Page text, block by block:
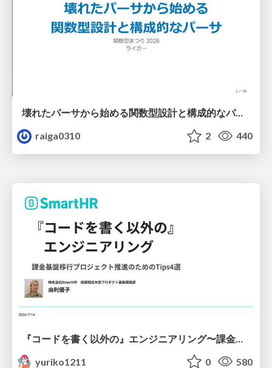
壊れたパーサから始める関数型設計と構成的なパーサ #fp_matsuri
raiga0310
2 440
yuriko1211
0 580